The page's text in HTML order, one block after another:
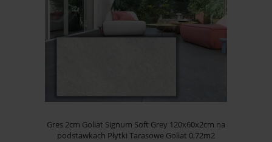
Gres 2cm Goliat Signum Soft Grey 120x60x2cm na
podstawkach Płytki Tarasowe Goliat 0,72m2